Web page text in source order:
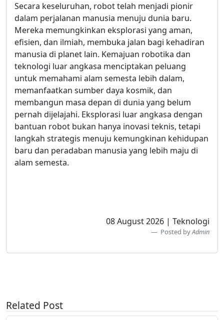
Secara keseluruhan, robot telah menjadi pionir
dalam perjalanan manusia menuju dunia baru.
Mereka memungkinkan eksplorasi yang aman,
efisien, dan ilmiah, membuka jalan bagi kehadiran
manusia di planet lain. Kemajuan robotika dan
teknologi luar angkasa menciptakan peluang
untuk memahami alam semesta lebih dalam,
memanfaatkan sumber daya kosmik, dan
membangun masa depan di dunia yang belum
pernah dijelajahi. Eksplorasi luar angkasa dengan
bantuan robot bukan hanya inovasi teknis, tetapi
langkah strategis menuju kemungkinan kehidupan
baru dan peradaban manusia yang lebih maju di
alam semesta.
08 August 2026 | Teknologi
Posted byAdmin
Related Post